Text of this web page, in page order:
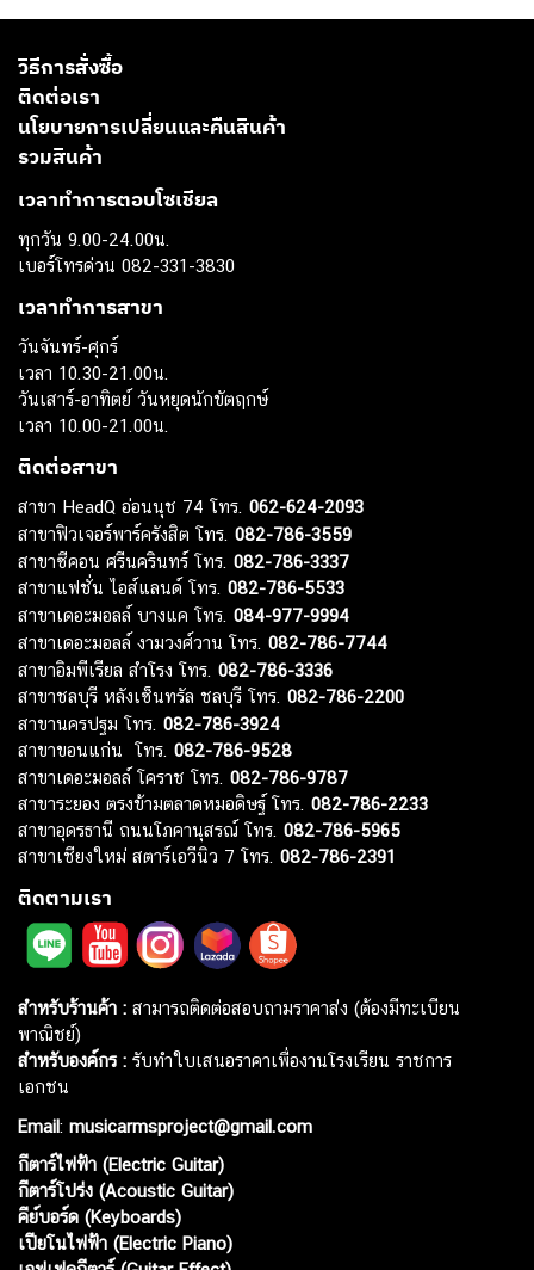
วิธีการสั่งซื้อ
ติดต่อเรา
นโยบายการเปลี่ยนและคืนสินค้า
รวมสินค้า
เวลาทำการตอบโซเชียล
ทุกวัน 9.00-24.00น.
เบอร์โทรด่วน 082-331-3830
เวลาทำการสาขา
วันจันทร์-ศุกร์
เวลา 10.30-21.00น.
วันเสาร์-อาทิตย์ วันหยุดนักขัตฤกษ์
เวลา 10.00-21.00น.
ติดต่อสาขา
สาขา HeadQ อ่อนนุช 74 โทร. 062-624-2093
สาขาฟิวเจอร์พาร์ครังสิต โทร. 082-786-3559
สาขาซีคอน ศรีนครินทร์ โทร. 082-786-3337
สาขาแฟชั่น ไอส์แลนด์ โทร. 082-786-5533
สาขาเดอะมอลล์ บางแค โทร. 084-977-9994
สาขาเดอะมอลล์ งามวงศ์วาน โทร. 082-786-7744
สาขาอิมพีเรียล สำโรง โทร. 082-786-3336
สาขาชลบุรี หลังเซ็นทรัล ชลบุรี โทร. 082-786-2200
สาขานครปฐม โทร. 082-786-3924
สาขาขอนแก่น โทร. 082-786-9528
สาขาเดอะมอลล์ โคราช โทร. 082-786-9787
สาขาระยอง ตรงข้ามตลาดหมอดิษฐ์ โทร. 082-786-2233
สาขาอุดรธานี ถนนโภคานุสรณ์ โทร. 082-786-5965
สาขาเชียงใหม่ สตาร์เอวีนิว 7 โทร. 082-786-2391
ติดตามเรา
สำหรับร้านค้า : สามารถติดต่อสอบถามราคาส่ง (ต้องมีทะเบียน
พาณิชย์)
สำหรับองค์กร : รับทำใบเสนอราคาเพื่องานโรงเรียน ราชการ
เอกชน
Email: musicarmsproject@gmail.com
กีตาร์ไฟฟ้า (Electric Guitar)
กีตาร์โปร่ง (Acoustic Guitar)
คีย์บอร์ด (Keyboards)
เปียโนไฟฟ้า (Electric Piano)